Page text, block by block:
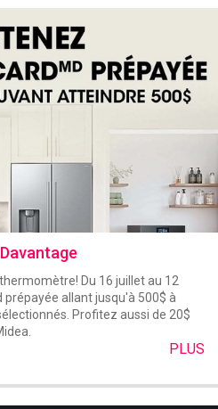
Du 16 juillet au 12
allant jusqu'à 500$ à
Profitez aussi de 20$
PLUS